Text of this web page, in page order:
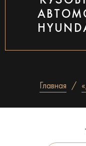
Главная